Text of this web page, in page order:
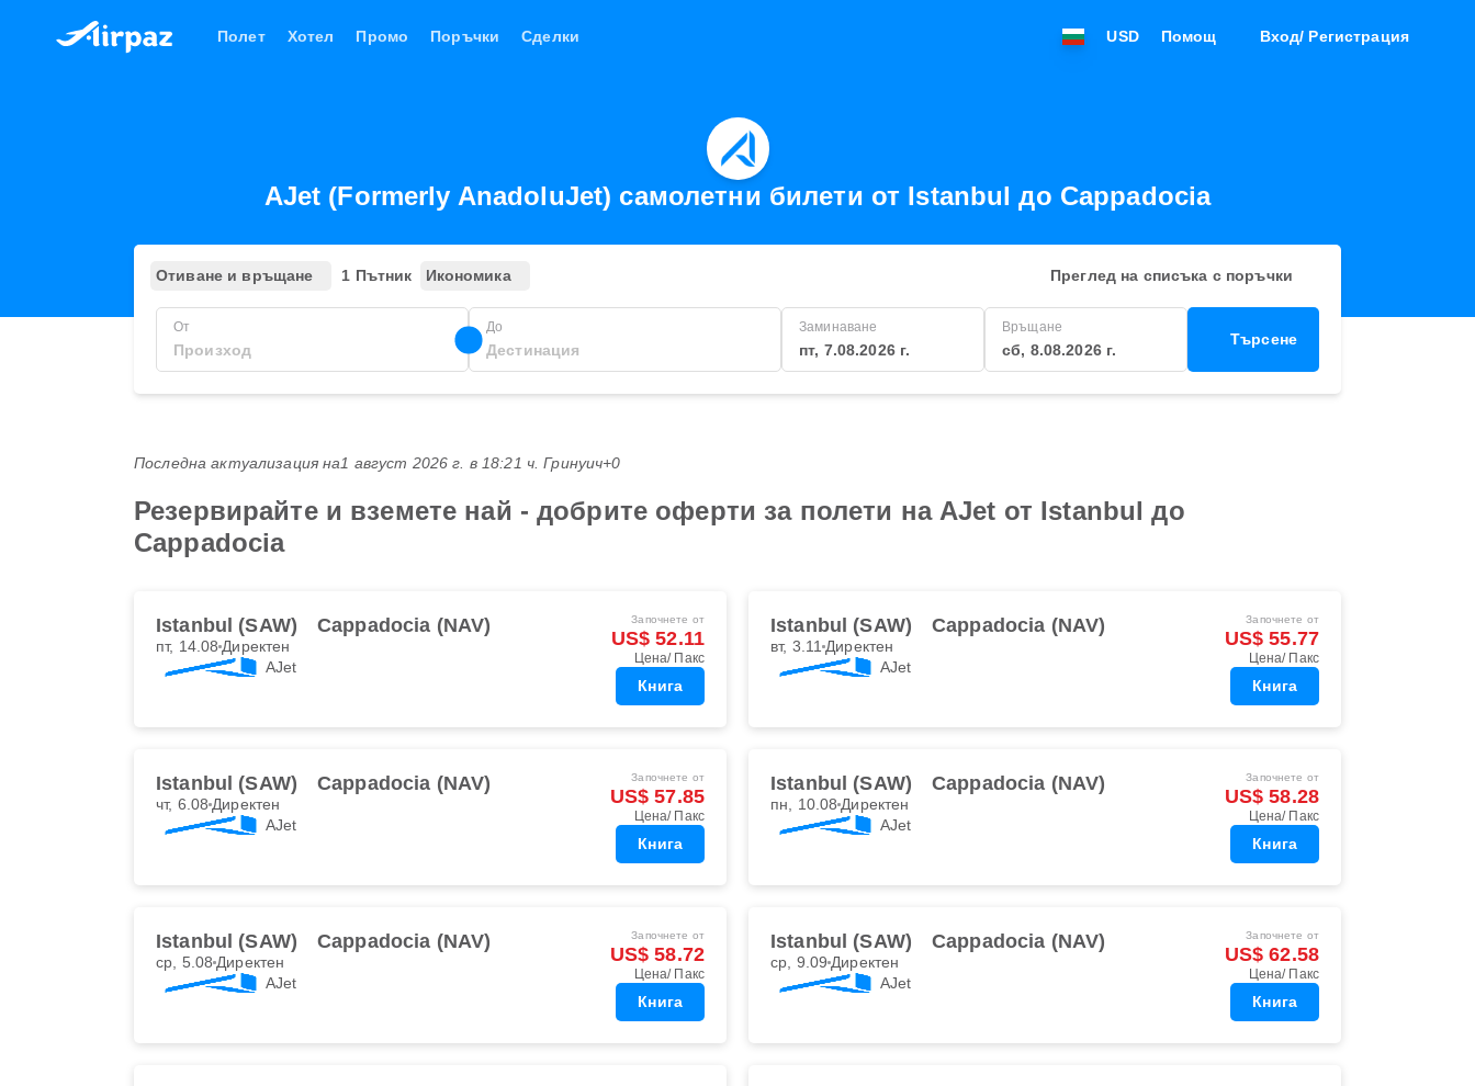
Полет Хотел Промо Поръчки Сделки USD Помощ Вход/ Регистрация
AJet (Formerly AnadoluJet) самолетни билети от Istanbul до Cappadocia
Отиване и връщане 1 Пътник Икономика Преглед на списъка с поръчки
От До Заминаване
пт, 7.08.2026 г.
Връщане
сб, 8.08.2026 г.
Търсене
Последна актуализация на1 август 2026 г. в 18:21 ч. Гринуич+0
Резервирайте и вземете най - добрите оферти за полети на AJet от Istanbul до
Cappadocia
Istanbul (SAW) Cappadocia (NAV)
пт, 14.08 Директен
AJet
Започнете от
US$ 52.11
Цена/ Пакс
Книга
Istanbul (SAW) Cappadocia (NAV)
вт, 3.11 Директен
AJet
Започнете от
US$ 55.77
Цена/ Пакс
Книга
Istanbul (SAW) Cappadocia (NAV)
чт, 6.08 Директен
AJet
Започнете от
US$ 57.85
Цена/ Пакс
Книга
Istanbul (SAW) Cappadocia (NAV)
пн, 10.08 Директен
AJet
Започнете от
US$ 58.28
Цена/ Пакс
Книга
Istanbul (SAW) Cappadocia (NAV)
ср, 5.08 Директен
AJet
Започнете от
US$ 58.72
Цена/ Пакс
Книга
Istanbul (SAW) Cappadocia (NAV)
ср, 9.09 Директен
AJet
Започнете от
US$ 62.58
Цена/ Пакс
Книга